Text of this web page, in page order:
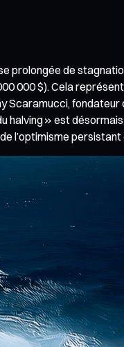
de
000 $). Cela
fondateur
halving » est
l’optimisme